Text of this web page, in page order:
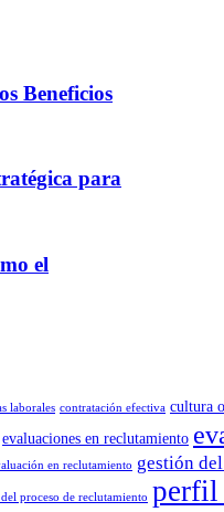
Beneficios
para
el
laborales contratación efectiva cultura
evaluaciones en reclutamiento
en reclutamiento gestión
proceso de reclutamiento perfil